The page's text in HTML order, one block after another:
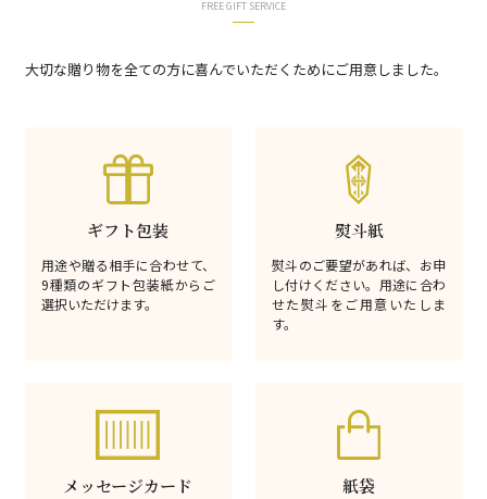
FREE GIFT SERVICE
大切な贈り物を全ての方に喜んでいただくためにご用意しました。
ギフト包装
用途や贈る相手に合わせて、
9種類のギフト包装紙からご
選択いただけます。
熨斗紙
熨斗のご要望があれば、お申
し付けください。用途に合わ
せた熨斗をご用意いたしま
す。
メッセージカード 紙袋